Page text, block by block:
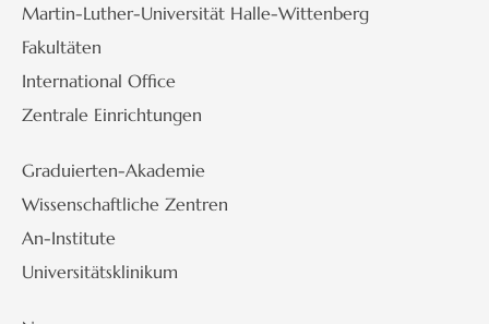
Martin-Luther-Universität Halle-Wittenberg
Fakultäten
International Office
Zentrale Einrichtungen
Graduierten-Akademie
Wissenschaftliche Zentren
An-Institute
Universitätsklinikum